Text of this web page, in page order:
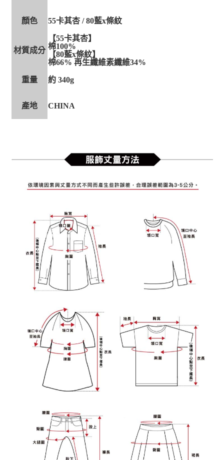
顏色 55卡其杏 / 80藍x條紋
材質成分
【55卡其杏】
棉100%
【80藍x條紋】
棉66% 再生纖維素纖維34%
重量 約 340g
產地 CHINA